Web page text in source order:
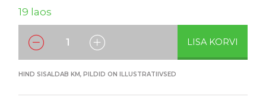
19 laos
LISA KORVI
HIND SISALDAB KM, PILDID ON ILLUSTRATIIVSED